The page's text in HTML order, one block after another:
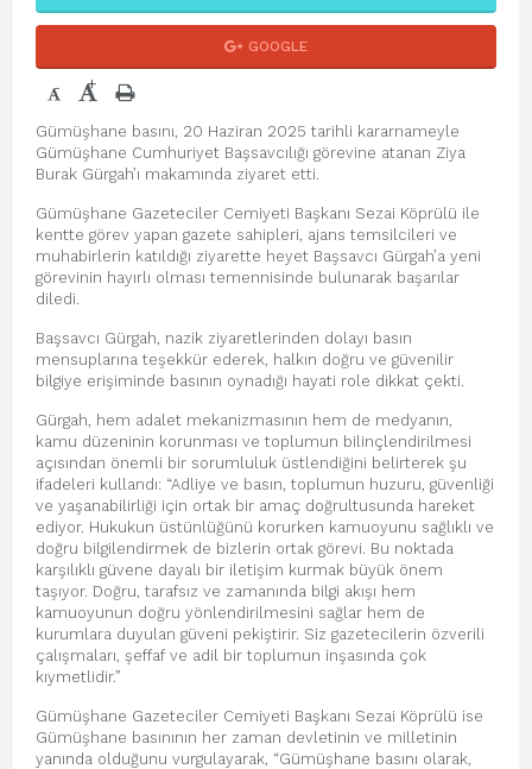
GOOGLE
- +
Gümüşhane basını, 20 Haziran 2025 tarihli kararnameyle
Gümüşhane Cumhuriyet Başsavcılığı görevine atanan Ziya
Burak Gürgah’ı makamında ziyaret etti.
Gümüşhane Gazeteciler Cemiyeti Başkanı Sezai Köprülü ile
kentte görev yapan gazete sahipleri, ajans temsilcileri ve
muhabirlerin katıldığı ziyarette heyet Başsavcı Gürgah’a yeni
görevinin hayırlı olması temennisinde bulunarak başarılar
diledi.
Başsavcı Gürgah, nazik ziyaretlerinden dolayı basın
mensuplarına teşekkür ederek, halkın doğru ve güvenilir
bilgiye erişiminde basının oynadığı hayati role dikkat çekti.
Gürgah, hem adalet mekanizmasının hem de medyanın,
kamu düzeninin korunması ve toplumun bilinçlendirilmesi
açısından önemli bir sorumluluk üstlendiğini belirterek şu
ifadeleri kullandı: “Adliye ve basın, toplumun huzuru, güvenliği
ve yaşanabilirliği için ortak bir amaç doğrultusunda hareket
ediyor. Hukukun üstünlüğünü korurken kamuoyunu sağlıklı ve
doğru bilgilendirmek de bizlerin ortak görevi. Bu noktada
karşılıklı güvene dayalı bir iletişim kurmak büyük önem
taşıyor. Doğru, tarafsız ve zamanında bilgi akışı hem
kamuoyunun doğru yönlendirilmesini sağlar hem de
kurumlara duyulan güveni pekiştirir. Siz gazetecilerin özverili
çalışmaları, şeffaf ve adil bir toplumun inşasında çok
kıymetlidir.”
Gümüşhane Gazeteciler Cemiyeti Başkanı Sezai Köprülü ise
Gümüşhane basınının her zaman devletinin ve milletinin
yanında olduğunu vurgulayarak, “Gümüşhane basını olarak,